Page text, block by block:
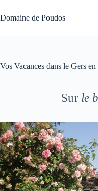
au
contenu
Domaine de Poudos
Vos Vacances dans le Gers
Sur le